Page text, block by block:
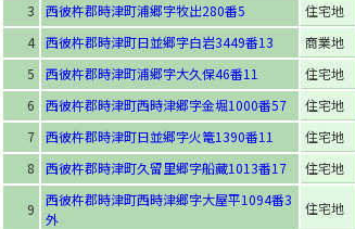
3
西彼杵郡時津町浦郷字牧出280番5 住宅地
4
西彼杵郡時津町日並郷字白岩3449番13 商業地
5
西彼杵郡時津町浦郷字大久保46番11 住宅地
6
西彼杵郡時津町西時津郷字金堀1000番57 住宅地
7
西彼杵郡時津町日並郷字火篭1390番11 住宅地
8
西彼杵郡時津町久留里郷字船藏1013番17 住宅地
9
西彼杵郡時津町西時津郷字大屋平1094番3
外
住宅地